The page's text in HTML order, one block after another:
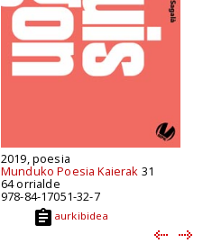
2019, poesia
Munduko Poesia Kaierak 31
64 orrialde
978-84-17051-32-7
aurkibidea